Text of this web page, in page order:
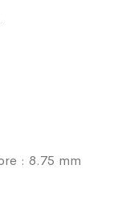
: 8.75 mm